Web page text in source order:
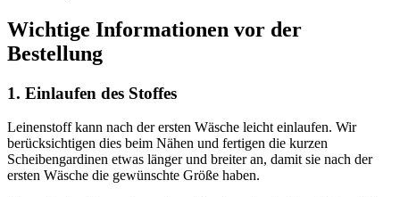
Wichtige Informationen vor der
Bestellung
1. Einlaufen des Stoffes
Leinenstoff kann nach der ersten Wäsche leicht einlaufen. Wir
berücksichtigen dies beim Nähen und fertigen die kurzen
Scheibengardinen etwas länger und breiter an, damit sie nach der
ersten Wäsche die gewünschte Größe haben.